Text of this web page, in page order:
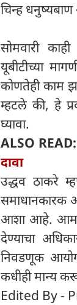
चिन्ह
सोमवारी
यूबीटीच्या
कोणतेही काम
म्हटले की, हे
घ्यावा.
ALSO READ:
दावा
उद्धव ठाकरे
समाधानकारक
आशा आहे. आमचे
देण्याचा
निवडणूक
कधीही मान्य
Edited By -